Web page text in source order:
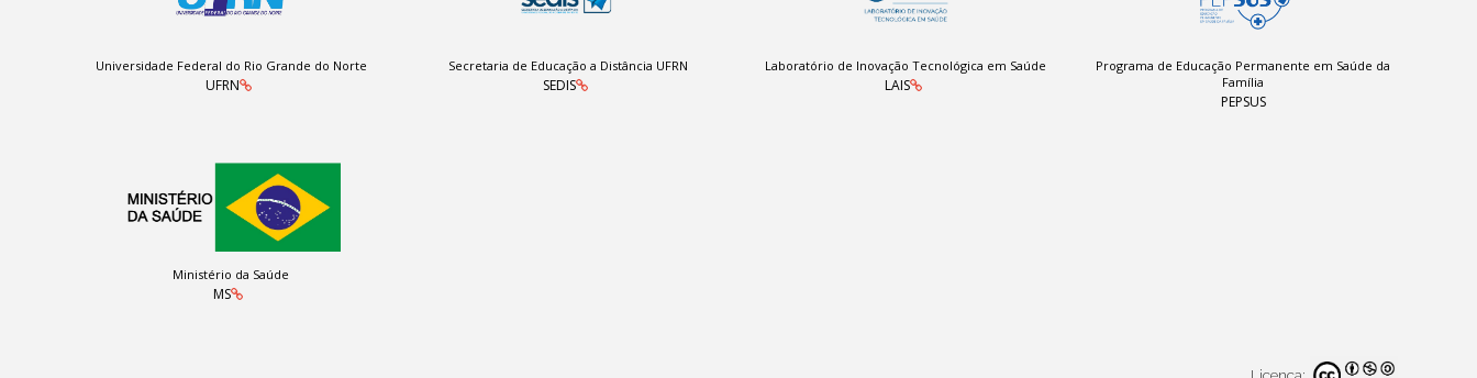
Universidade Federal do Rio Grande do Norte
UFRN
Secretaria de Educação a Distância UFRN
SEDIS
Laboratório de Inovação Tecnológica em Saúde
LAIS
Programa de Educação Permanente em Saúde da
Família
PEPSUS
Ministério da Saúde
MS
Licença: